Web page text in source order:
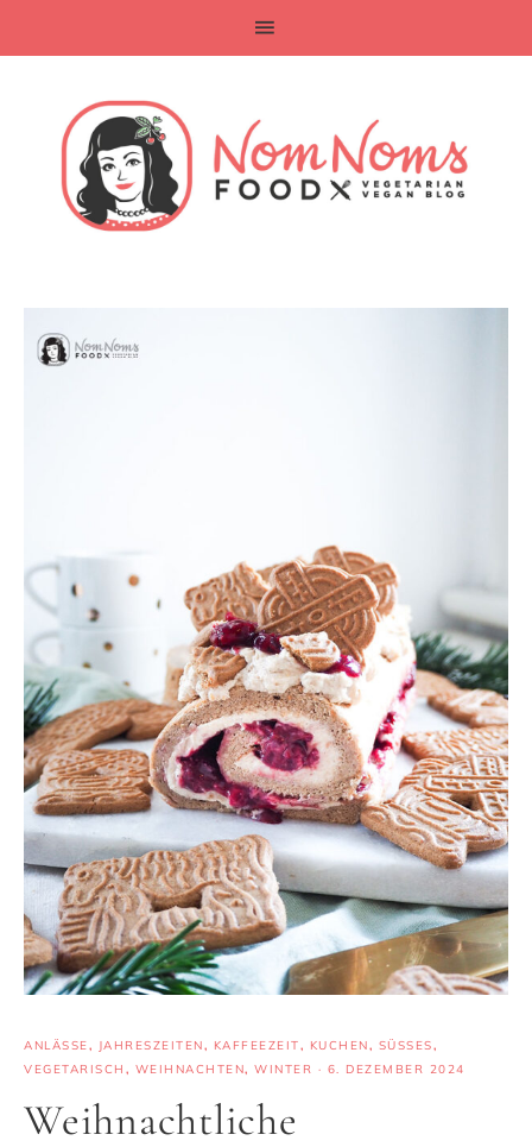
ANLÄSSE, JAHRESZEITEN, KAFFEEZEIT, KUCHEN, SÜSSES
,
VEGETARISCH , WEIHNACHTEN, WINTER · 6. DEZEMBER 2024
Weihnachtliche